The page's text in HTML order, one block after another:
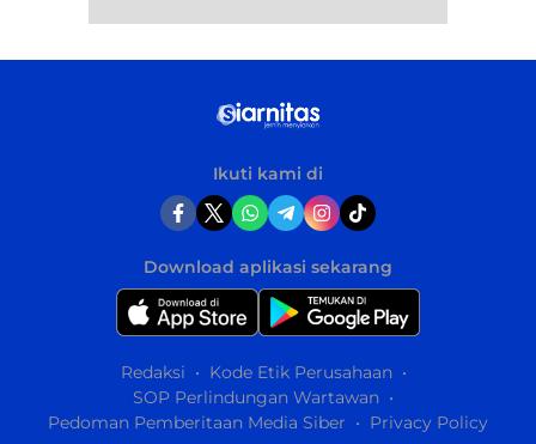
Ikuti kami di
Download aplikasi sekarang
Redaksi
Kode Etik Perusahaan
SOP Perlindungan Wartawan
Pedoman Pemberitaan Media Siber
Privacy Policy